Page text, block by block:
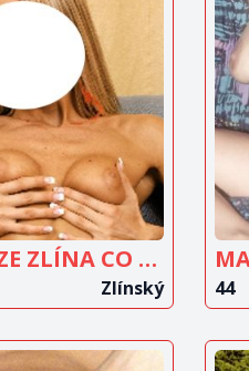
MUŽE ZE ZLÍNA CO MÁ ZÁVAZKY
Zlínský 44